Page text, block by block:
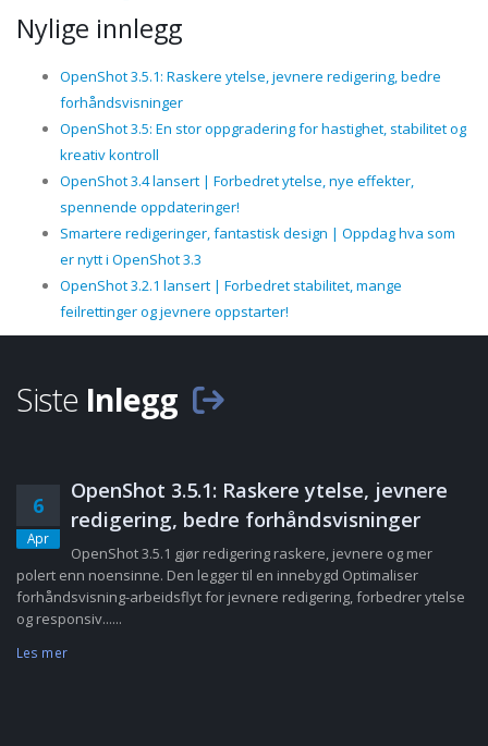
Nylige innlegg
OpenShot 3.5.1: Raskere ytelse, jevnere redigering, bedre
forhåndsvisninger
OpenShot 3.5: En stor oppgradering for hastighet, stabilitet og
kreativ kontroll
OpenShot 3.4 lansert | Forbedret ytelse, nye effekter,
spennende oppdateringer!
Smartere redigeringer, fantastisk design | Oppdag hva som
er nytt i OpenShot 3.3
OpenShot 3.2.1 lansert | Forbedret stabilitet, mange
feilrettinger og jevnere oppstarter!
Siste Inlegg
6
Apr
OpenShot 3.5.1: Raskere ytelse, jevnere
redigering, bedre forhåndsvisninger
OpenShot 3.5.1 gjør redigering raskere, jevnere og mer
polert enn noensinne. Den legger til en innebygd Optimaliser
forhåndsvisning-arbeidsflyt for jevnere redigering, forbedrer ytelse
og responsiv......
Les mer